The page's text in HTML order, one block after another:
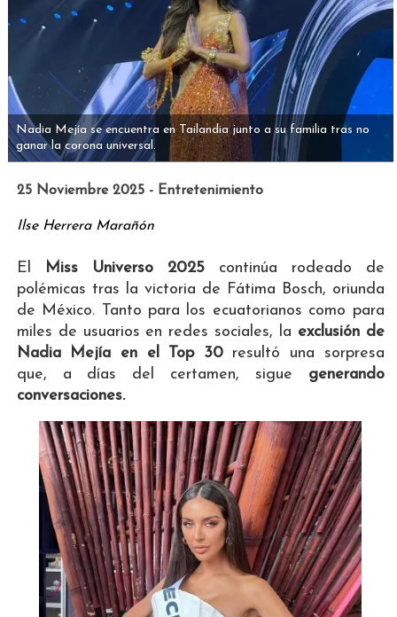
Nadia Mejía se encuentra en Tailandia junto a su familia tras no
ganar la corona universal.
25 Noviembre 2025 - Entretenimiento
Ilse Herrera Marañón
El Miss Universo 2025continúa rodeado de
polémicas tras la victoria de Fátima Bosch, oriunda
de México. Tanto para los ecuatorianos como para
miles de usuarios en redes sociales, la exclusión de
Nadia Mejía en el Top 30 resultó una sorpresa
que, a días del certamen, sigue generando
conversaciones.